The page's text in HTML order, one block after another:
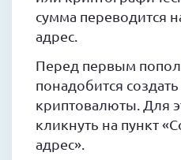
сумма переводится
адрес.
Перед первым
понадобится
криптовалюты. Для
кликнуть на пункт
адрес».